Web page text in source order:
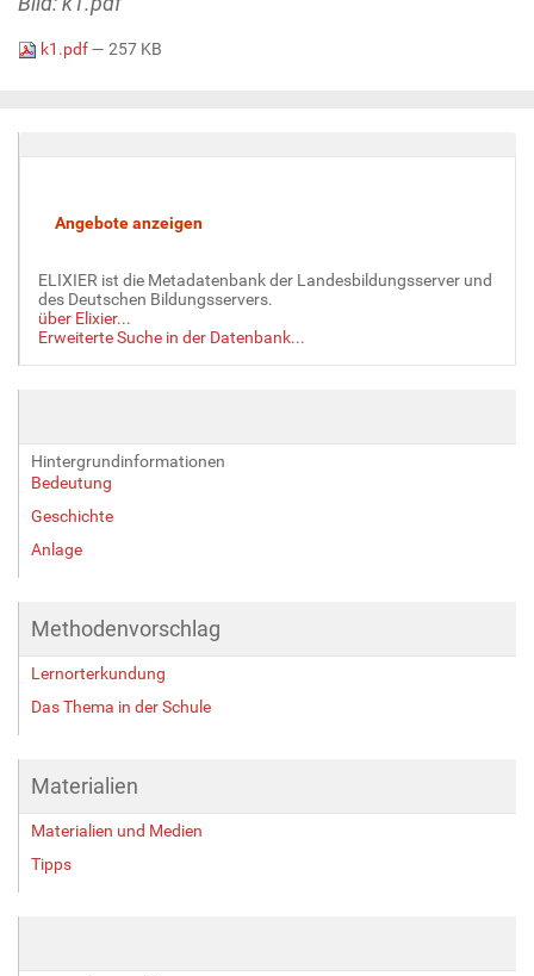
k1.pdf— 257 KB
ELIXIER ist die Metadatenbank der Landesbildungsserver und
des Deutschen Bildungsservers.
über Elixier...
Erweiterte Suche in der Datenbank...
Hintergrundinformationen
Bedeutung
Geschichte
Anlage
Methodenvorschlag
Lernorterkundung
Das Thema in der Schule
Materialien
Materialien und Medien
Tipps